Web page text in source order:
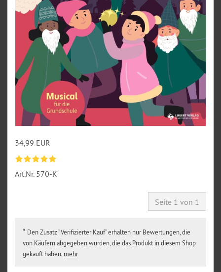
34,99 EUR
Art.Nr. 570-K
Seite 1 von 1
* Den Zusatz “Verifizierter Kauf” erhalten nur Bewertungen, die
von Käufern abgegeben wurden, die das Produkt in diesem Shop
gekauft haben. mehr